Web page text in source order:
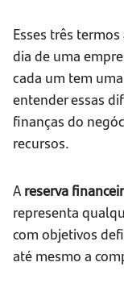
Esses três
dia de uma
cada um tem
entender essas
finanças do
recursos.
A reserva
representa
com objetivos
até mesmo a